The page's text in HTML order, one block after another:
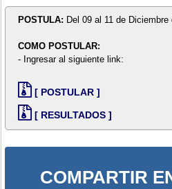
POSTULA: Del 09 al 11 de Diciembre
COMO POSTULAR:
- Ingresar al siguiente link:
[ POSTULAR ]
[ RESULTADOS ]
COMPARTIR